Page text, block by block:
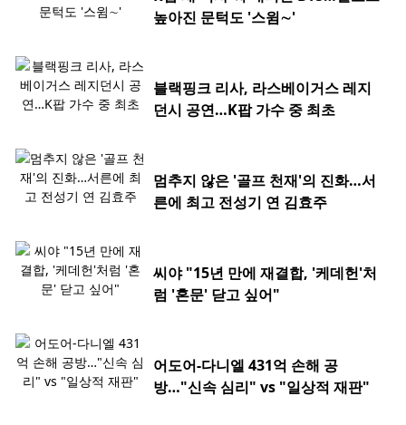
높아진 문턱도 '스윔∼'
블랙핑크 리사, 라스베이거스 레지
던시 공연…K팝 가수 중 최초
멈추지 않은 '골프 천재'의 진화…서
른에 최고 전성기 연 김효주
씨야 "15년 만에 재결합, '케데헌'처
럼 '혼문' 닫고 싶어"
어도어-다니엘 431억 손해 공
방…"신속 심리" vs "일상적 재판"